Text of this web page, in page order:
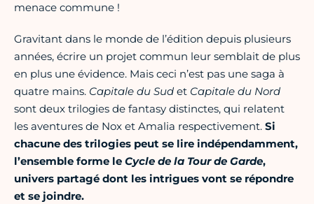
menace commune !
Gravitant dans le monde de l’édition depuis plusieurs
années, écrire un projet commun leur semblait de plus
en plus une évidence. Mais ceci n’est pas une saga à
quatre mains. Capitale du Sud et Capitale du Nord
sont deux trilogies de fantasy distinctes, qui relatent
les aventures de Nox et Amalia respectivement. Si
chacune des trilogies peut se lire indépendamment,
l’ensemble forme le Cycle de la Tour de Garde,
univers partagé dont les intrigues vont se répondre
et se joindre.